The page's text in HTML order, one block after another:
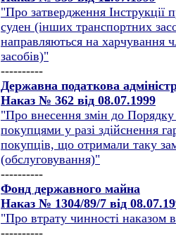
"Про затвердження Інструкції
суден (інших транспортних
направляються на харчування
засобів)"
----------
Державна податкова
Наказ № 362 від 08.07.1999
"Про внесення змін до
покупцями у разі здійснення
покупців, що отримали таку
(обслуговування)"
----------
Фонд державного майна
Наказ № 1304/89/7 від
"Про втрату чинності наказом
----------